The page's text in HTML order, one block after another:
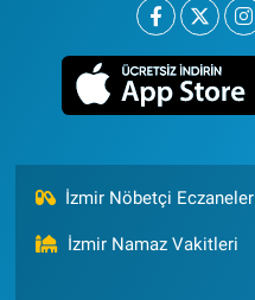
İzmir Nöbetçi Eczaneler
İzmir Namaz Vakitleri